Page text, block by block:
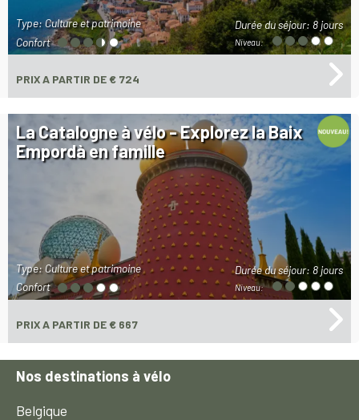
Durée du séjour: 8 jours
Niveau:
Type: Culture et patrimoine
Confort
PRIXA PARTIR DE € 724
La Catalogne à vélo - Explorez la Baix
Empordà en famille
Durée du séjour: 8 jours
Niveau:
Type: Culture et patrimoine
Confort
PRIXA PARTIR DE € 667
Nos destinations à vélo
Belgique